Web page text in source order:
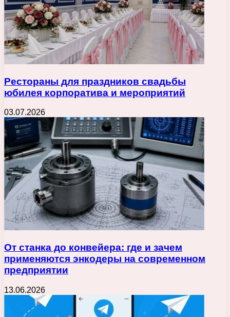
Рестораны для праздников свадьбы
юбилея корпоратива и мероприятий
03.07.2026
От станка до конвейера: где и зачем
применяются энкодеры на современном
предприятии
13.06.2026